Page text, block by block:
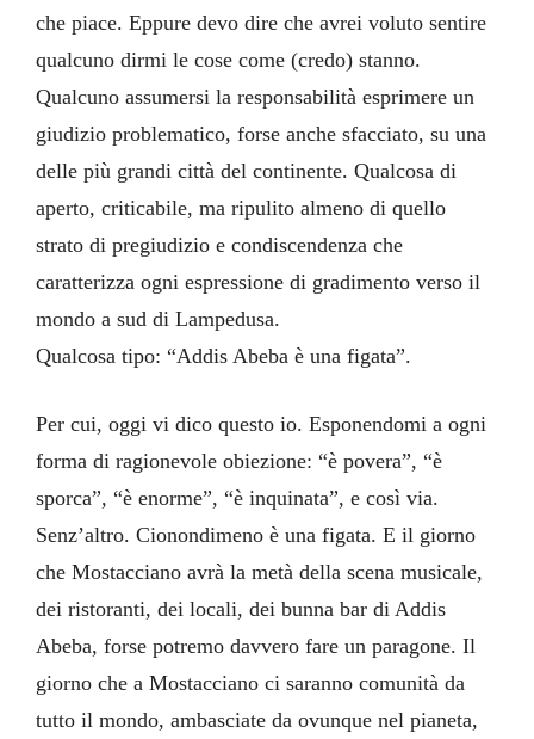
che piace. Eppure devo dire che avrei voluto sentire
qualcuno dirmi le cose come (credo) stanno.
Qualcuno assumersi la responsabilità esprimere un
giudizio problematico, forse anche sfacciato, su una
delle più grandi città del continente. Qualcosa di
aperto, criticabile, ma ripulito almeno di quello
strato di pregiudizio e condiscendenza che
caratterizza ogni espressione di gradimento verso il
mondo a sud di Lampedusa.
Qualcosa tipo: “Addis Abeba è una figata”.
Per cui, oggi vi dico questo io. Esponendomi a ogni
forma di ragionevole obiezione: “è povera”, “è
sporca”, “è enorme”, “è inquinata”, e così via.
Senz’altro. Cionondimeno è una figata. E il giorno
che Mostacciano avrà la metà della scena musicale,
dei ristoranti, dei locali, dei bunna bar di Addis
Abeba, forse potremo davvero fare un paragone. Il
giorno che a Mostacciano ci saranno comunità da
tutto il mondo, ambasciate da ovunque nel pianeta,